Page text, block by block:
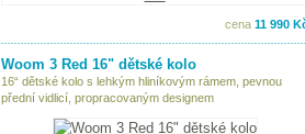
cena 11 990
Woom 3 Red 16" dětské kolo
16“ dětské kolo s lehkým hliníkovým rámem, pevnou
přední vidlicí, propracovaným designem